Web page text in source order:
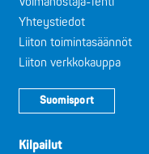
Yhteystiedot
Liiton toimintasäännöt
Liiton verkkokauppa
Suomisport
Kilpailut